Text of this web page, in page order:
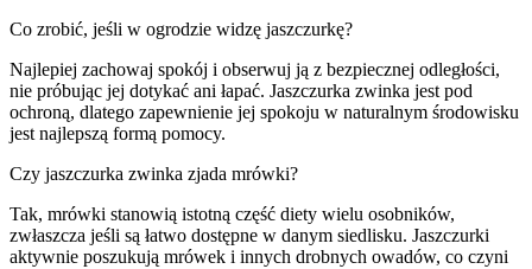
Co zrobić, jeśli w ogrodzie widzę jaszczurkę?
Najlepiej zachowaj spokój i obserwuj ją z bezpiecznej odległości,
nie próbując jej dotykać ani łapać. Jaszczurka zwinka jest pod
ochroną, dlatego zapewnienie jej spokoju w naturalnym środowisku
jest najlepszą formą pomocy.
Czy jaszczurka zwinka zjada mrówki?
Tak, mrówki stanowią istotną część diety wielu osobników,
zwłaszcza jeśli są łatwo dostępne w danym siedlisku. Jaszczurki
aktywnie poszukują mrówek i innych drobnych owadów, co czyni